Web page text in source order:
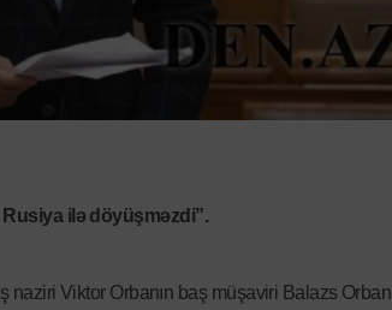
Rusiya ilə döyüşməzdi”.
naziri Viktor Orbanın baş müşaviri Balazs Orban